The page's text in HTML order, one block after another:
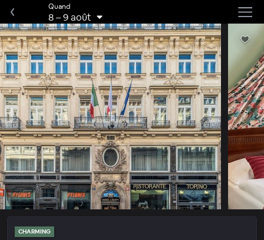
Quand
8–9 août
CHARMING